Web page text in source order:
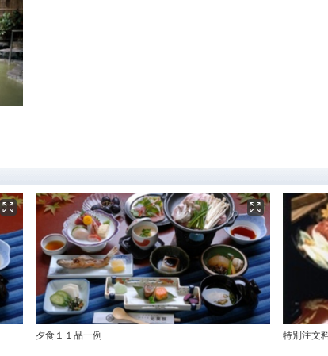
夕食１１品一例 特別注文